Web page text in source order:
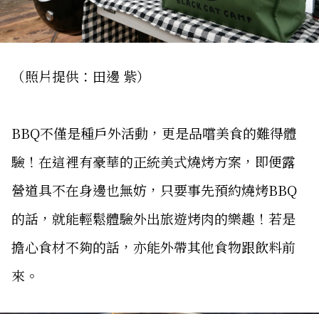
（照片提供：田邊 紫）
BBQ不僅是種戶外活動，更是品嚐美食的難得體
驗！在這裡有豪華的正統美式燒烤方案，即便露
營道具不在身邊也無妨，只要事先預約燒烤BBQ
的話，就能輕鬆體驗外出旅遊烤肉的樂趣！若是
擔心食材不夠的話，亦能外帶其他食物跟飲料前
來。